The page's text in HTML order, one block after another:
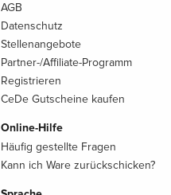
AGB
Datenschutz
Stellenangebote
Partner-/Affiliate-Programm
Registrieren
CeDe Gutscheine kaufen
Online-Hilfe
Häufig gestellte Fragen
Kann ich Ware zurückschicken?